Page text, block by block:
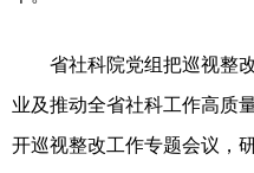
省社科院党组把巡视整改
业及推动全省社科工作高质
开巡视整改工作专题会议，